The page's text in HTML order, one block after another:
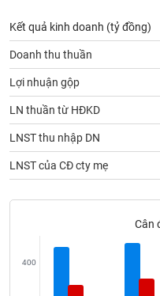
Kết quả kinh doanh (tỷ đồng)
Doanh thu thuần
Lợi nhuận gộp
LN thuần từ HĐKD
LNST thu nhập DN
LNST của CĐ cty mẹ
Cân
400
Báo
cáo
phân
tích
(-)
Thuật
ngữ
(-)